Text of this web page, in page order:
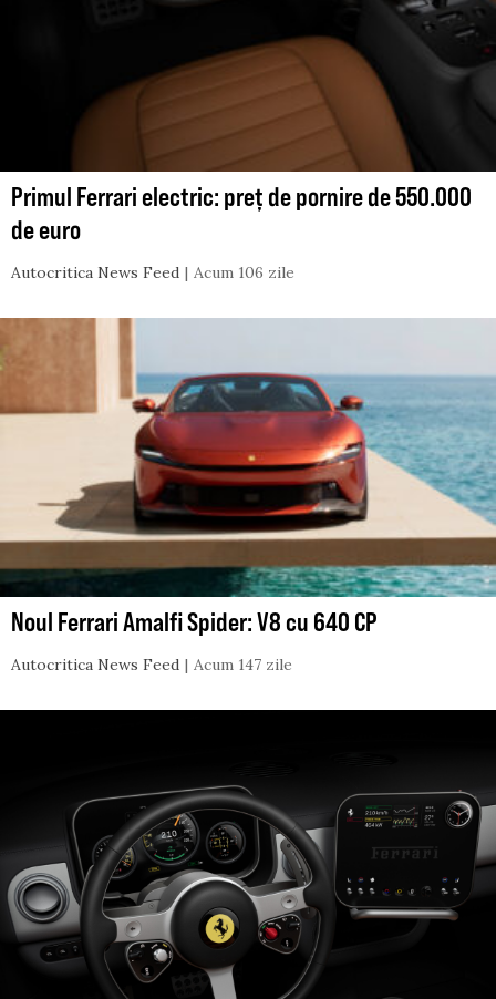
Primul Ferrari electric: preț de pornire de 550.000
de euro
Autocritica News Feed Acum 106 zile
Noul Ferrari Amalfi Spider: V8 cu 640 CP
Autocritica News Feed Acum 147 zile